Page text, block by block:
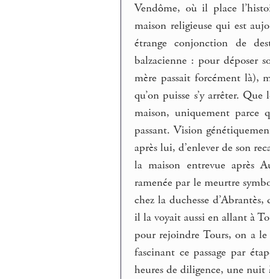
Vendôme, où il place
maison religieuse qui est
étrange conjonction de
balzacienne : pour déposer
mère passait forcément là),
qu’on puisse s’y arrêter.
maison, uniquement parce
passant. Vision
après lui, d’enlever de son
la maison entrevue après
ramenée par le meurtre
chez la duchesse
il la voyait aussi en allant à
pour rejoindre Tours, on a
fascinant ce passage par
heures de diligence, une